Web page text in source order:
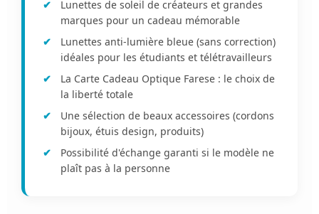
Lunettes de soleil de créateurs et grandes
marques pour un cadeau mémorable
Lunettes anti-lumière bleue (sans correction)
idéales pour les étudiants et télétravailleurs
La Carte Cadeau Optique Farese : le choix de
la liberté totale
Une sélection de beaux accessoires (cordons
bijoux, étuis design, produits)
Possibilité d'échange garanti si le modèle ne
plaît pas à la personne